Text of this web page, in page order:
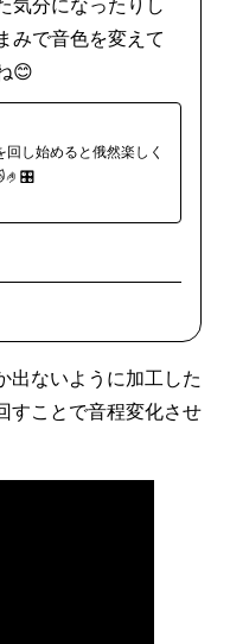
みで音色を変えて
😊
し始めると俄然楽しく
出ないように加工した
すことで音程変化させ